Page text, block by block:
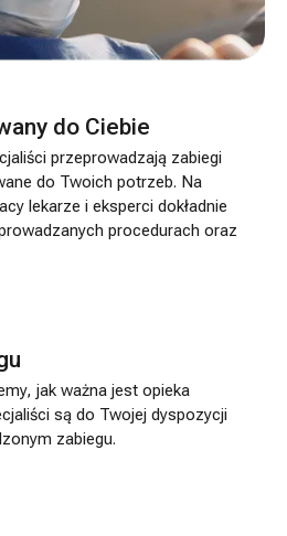
do Ciebie
przeprowadzają zabiegi
do Twoich potrzeb. Na
lekarze i eksperci dokładnie
procedurach oraz
jak ważna jest opieka
są do Twojej dyspozycji
zabiegu.